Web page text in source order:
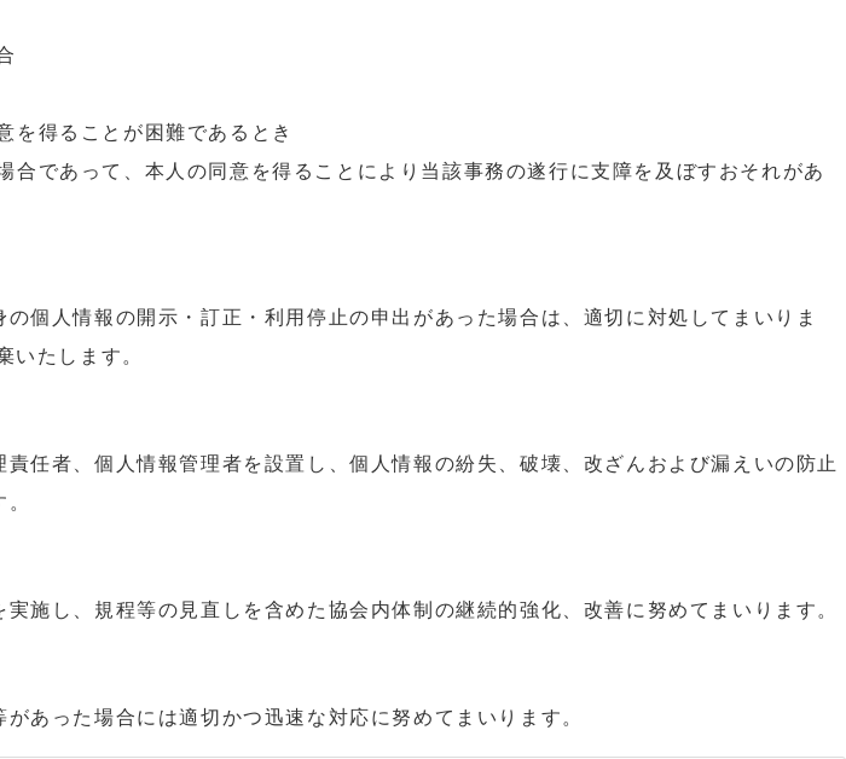
を得ることが困難であるとき
であって、本人の同意を得ることにより当該事務の遂行に支障を及ぼすおそれがあ
個人情報の開示・訂正・利用停止の申出があった場合は、適切に対処してまいりま
いたします。
任者、個人情報管理者を設置し、個人情報の紛失、破壊、改ざんおよび漏えいの防止
施し、規程等の見直しを含めた協会内体制の継続的強化、改善に努めてまいります。
あった場合には適切かつ迅速な対応に努めてまいります。